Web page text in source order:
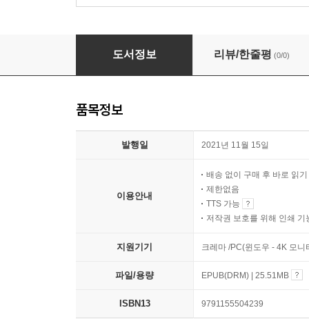
글쓰기의 절차와 과정
도서정보 리뷰/한줄평 (0/0)
품목정보
발행일 2021년 11월 15일
이용안내
배송 없이 구매 후 바로 읽기
제한없음
TTS 가능
저작권 보호를 위해 인쇄 기
지원기기 크레마 /PC(윈도우 - 4K 모
파일/용량 EPUB(DRM) | 25.51MB
ISBN13 9791155504239